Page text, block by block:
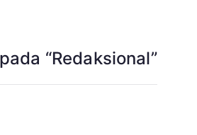
“Redaksional”